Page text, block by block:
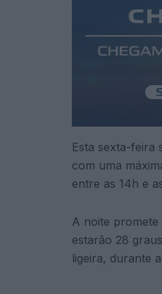
Esta sexta-feira
com uma
entre as 14h e
A noite promete
estarão 28
ligeira, durante